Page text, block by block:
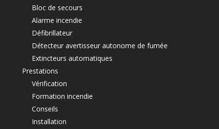
Bloc de secours
Alarme incendie
Défibrillateur
Détecteur avertisseur autonome de fumée
Extincteurs automatiques
Prestations
Vérification
Formation incendie
Conseils
Installation